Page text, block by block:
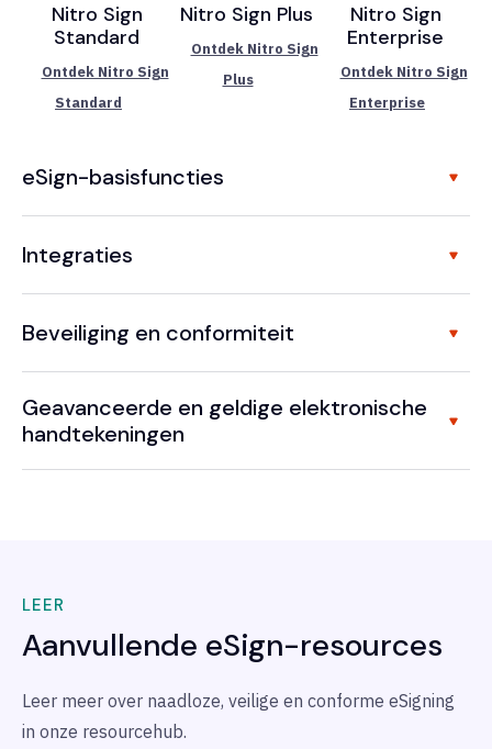
Nitro Sign
Standard
Ontdek Nitro Sign
Standard
Nitro Sign Plus
Ontdek Nitro Sign
Plus
Nitro Sign
Enterprise
Ontdek Nitro Sign
Enterprise
eSign-basisfuncties
Integraties
Beveiliging en conformiteit
Geavanceerde en geldige elektronische
handtekeningen
LEER
Aanvullende eSign-resources
Leer meer over naadloze, veilige en conforme eSigning
in onze resourcehub.